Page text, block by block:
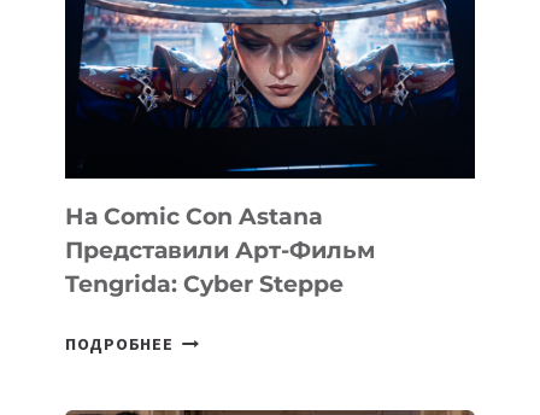
На Comic Con Astana
Представили Арт-Фильм
Tengrida: Cyber Steppe
ПОДРОБНЕЕ